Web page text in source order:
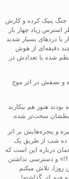
جنگ پنیک کرده و کارش
استرس زیاد چهار بار
با دردهای بسیار شدید
دقیقه‌ای از هوش
شده یا تعدادش در
و نصفش در اثر موج
هنوز هم بیکارند
سخت‌تر شده.
و پنجره‌هایش بر اثر
ده شب از طریق یک
درباره این است که
و دسترسی نداشتن
روزا، تلاش میکنم
چیم اثر گذاشته!